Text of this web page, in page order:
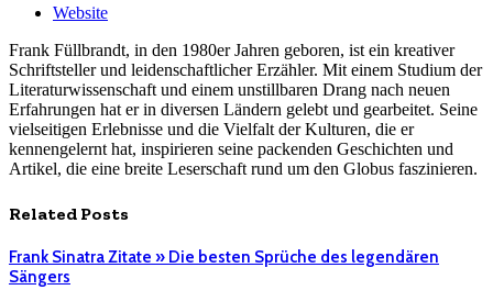
Website
Frank Füllbrandt, in den 1980er Jahren geboren, ist ein kreativer
Schriftsteller und leidenschaftlicher Erzähler. Mit einem Studium der
Literaturwissenschaft und einem unstillbaren Drang nach neuen
Erfahrungen hat er in diversen Ländern gelebt und gearbeitet. Seine
vielseitigen Erlebnisse und die Vielfalt der Kulturen, die er
kennengelernt hat, inspirieren seine packenden Geschichten und
Artikel, die eine breite Leserschaft rund um den Globus faszinieren.
Related Posts
Frank Sinatra Zitate » Die besten Sprüche des legendären
Sängers